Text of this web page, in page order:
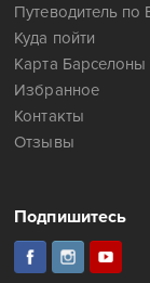
Путеводитель по
Куда пойти
Карта Барселоны
Избранное
Контакты
Отзывы
Подпишитесь